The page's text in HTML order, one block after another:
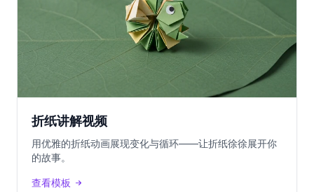
折纸讲解视频
用优雅的折纸动画展现变化与循环——让折纸徐徐展开你
的故事。
查看模板